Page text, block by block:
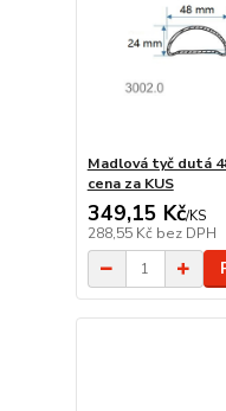
Madlová tyč dutá
cena za KUS
349,15 Kč/KS
288,55 Kč bez DPH